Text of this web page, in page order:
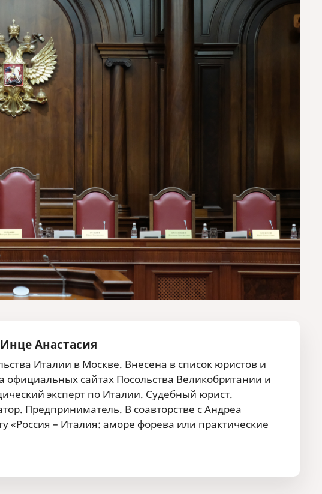
Анастасия
Италии в Москве. Внесена в список юристов и
сайтах Посольства Великобритании и
эксперт по Италии. Судебный юрист.
Предприниматель. В соавторстве с Андреа
«Россия – Италия: аморе форева или практические